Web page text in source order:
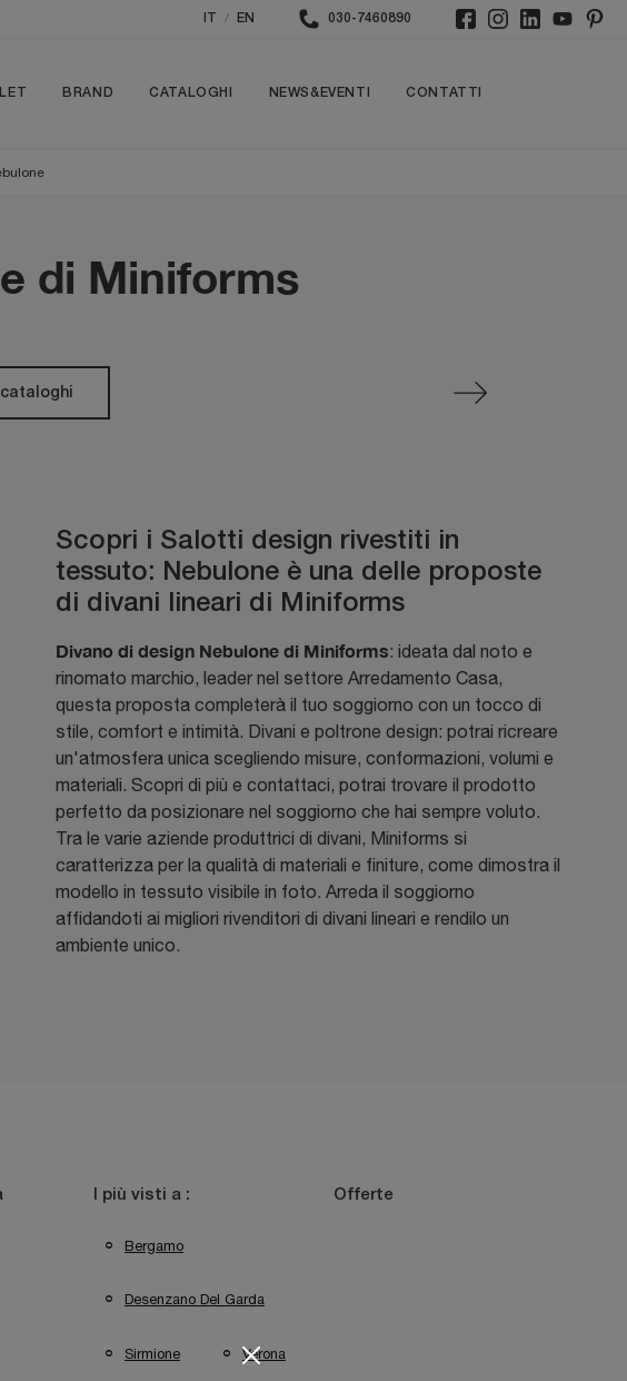
/ EN 030-7460890
BRAND CATALOGHI NEWS&EVENTI CONTATTI
di Miniforms
Scopri i Salotti design rivestiti in
tessuto: Nebulone è una delle proposte
di divani lineari di Miniforms
Divano di design Nebulone di Miniforms: ideata dal noto e
rinomato marchio, leader nel settore Arredamento Casa,
questa proposta completerà il tuo soggiorno con un tocco di
stile, comfort e intimità. Divani e poltrone design: potrai ricreare
un'atmosfera unica scegliendo misure, conformazioni, volumi e
materiali. Scopri di più e contattaci, potrai trovare il prodotto
perfetto da posizionare nel soggiorno che hai sempre voluto.
Tra le varie aziende produttrici di divani, Miniforms si
caratterizza per la qualità di materiali e finiture, come dimostra il
modello in tessuto visibile in foto. Arreda il soggiorno
affidandoti ai migliori rivenditori di divani lineari e rendilo un
ambiente unico.
I più visti a :
Bergamo
Desenzano Del Garda
Sirmione Verona
Offerte